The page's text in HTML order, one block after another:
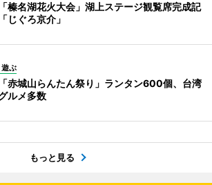
榛名湖花火大会」湖上ステージ観覧席完成記
じぐろ京介」
遊ぶ
赤城山らんたん祭り」ランタン600個、台湾
ルメ多数
もっと見る